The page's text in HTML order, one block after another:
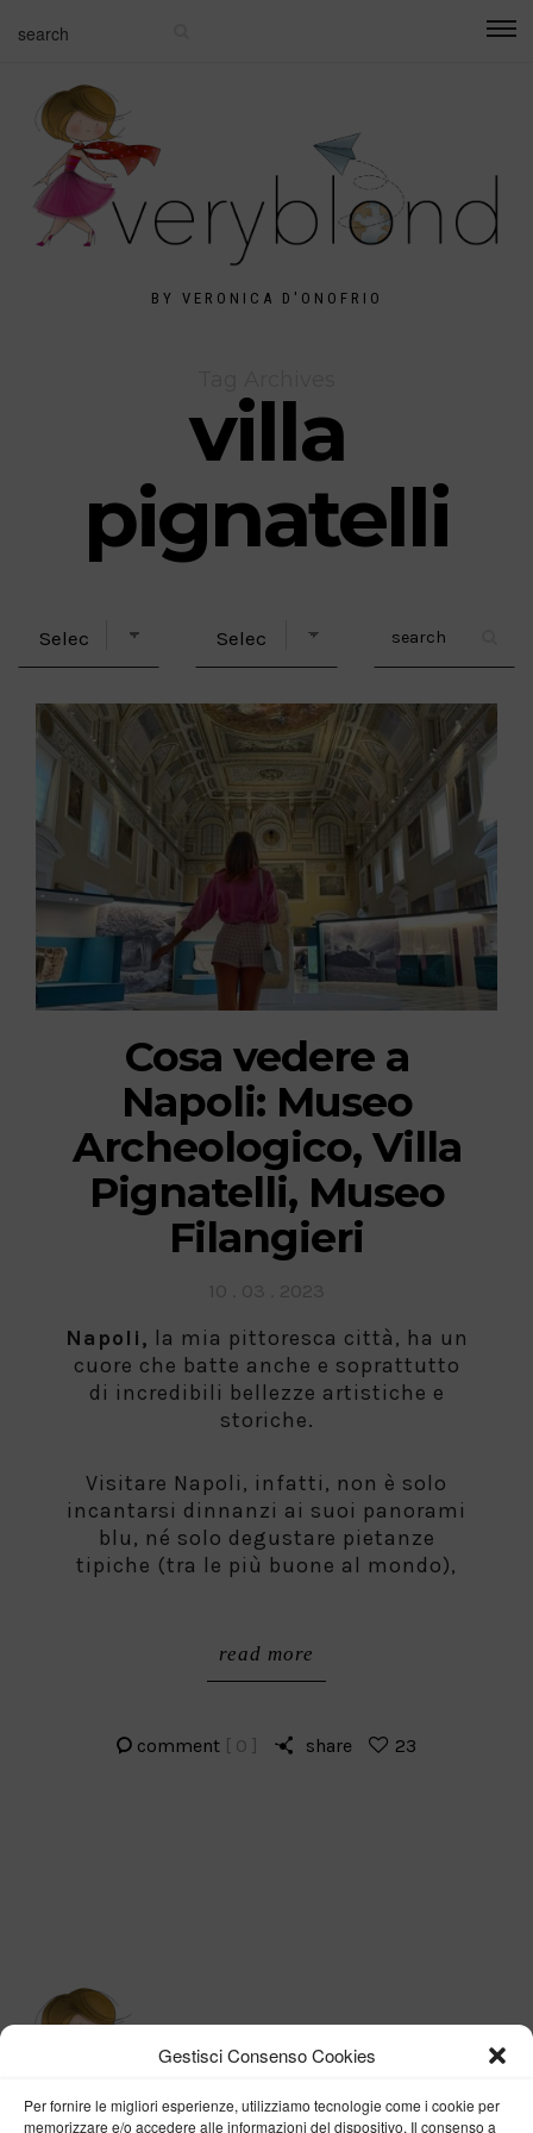
Gestisci Consenso Cookies
Per fornire le migliori esperienze, utilizziamo tecnologie come i cookie per
memorizzare e/o accedere alle informazioni del dispositivo. Il consenso a
BY VERONICA D'ONOFRIO
villa
pignatelli
Cosa vedere a
Napoli: Museo
Archeologico, Villa
Pignatelli, Museo
Filangieri
Napoli, la mia pittoresca città, ha un
cuore che batte anche e soprattutto
di incredibili bellezze artistiche e
storiche.
Visitare Napoli, infatti, non è solo
incantarsi dinnanzi ai suoi panorami
blu, né solo degustare pietanze
tipiche (tra le più buone al mondo),
read more
comment [ 0 ] share 23